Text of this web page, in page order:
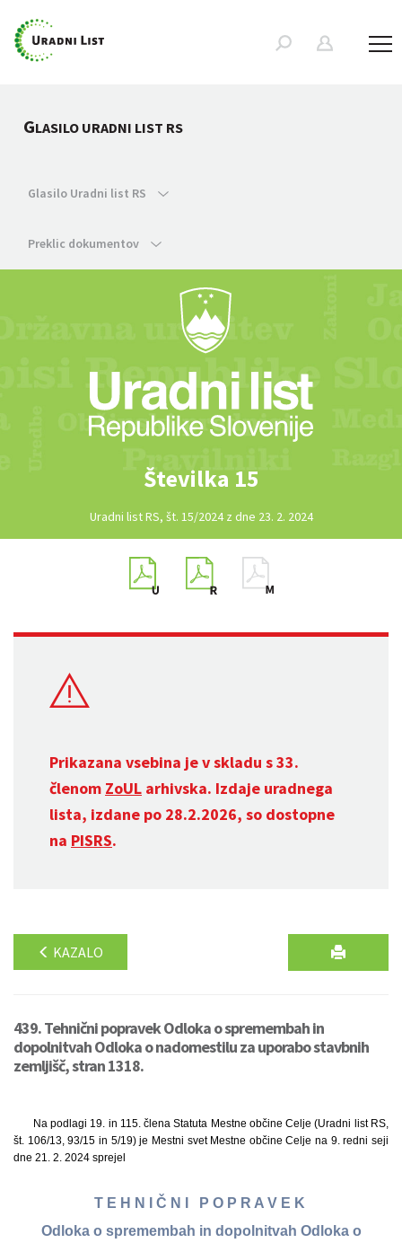
GLASILO URADNI LIST RS
Glasilo Uradni list RS
Preklic dokumentov
Številka 15
Uradni list RS, št. 15/2024 z dne 23. 2. 2024
Prikazana vsebina je v skladu s 33.
členom ZoUL arhivska. Izdaje uradnega
lista, izdane po 28.2.2026, so dostopne
na PISRS.
KAZALO
439. Tehnični popravek Odloka o spremembah in
dopolnitvah Odloka o nadomestilu za uporabo stavbnih
zemljišč, stran 1318.
Na podlagi 19. in 115. člena Statuta Mestne občine Celje (Uradni list RS,
št. 106/13, 93/15 in 5/19) je Mestni svet Mestne občine Celje na 9. redni seji
dne 21. 2. 2024 sprejel
T E H N I Č N I P O P R A V E K
Odloka o spremembah in dopolnitvah Odloka o